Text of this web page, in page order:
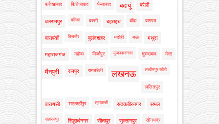
फर्रुखाबाद फिरोजाबाद फैजाबाद बदायूं बरेली
बलरामपुर बलिया बस्ती बहराइच बाँदा बागपत
बाराबंकी बिजनौर बुलंदशहर भदोही मऊ मथुरा
महाराजगंज महोबा मिर्जापुर मुजफ्फरनगर मुरादाबाद मेरठ
मैनपुरी रामपुर रायबरेली लखनऊ लखीमपुर खीरी
ललितपुर
वाराणसी शाहजहाँपुर श्रावस्ती संतकबीरनगर संभल
सहारनपुर सिद्धार्थनगर सीतापुर सुल्तानपुर सोनभद्र